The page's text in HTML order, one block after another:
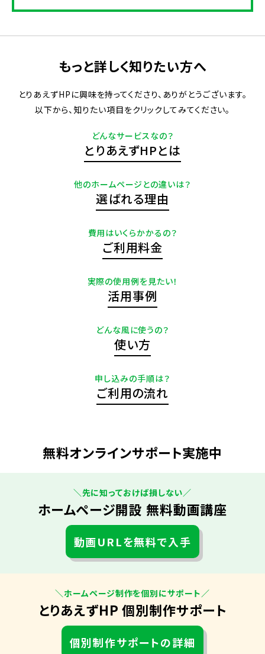
もっと詳しく知りたい方へ
とりあえずHPに興味を持ってくださり、ありがとうございます。
以下から、知りたい項目をクリックしてみてください。
どんなサービスなの？
とりあえずHPとは
他のホームページとの違いは？
選ばれる理由
費用はいくらかかるの？
ご利用料金
実際の使用例を見たい！
活用事例
どんな風に使うの？
使い方
申し込みの手順は？
ご利用の流れ
無料オンラインサポート実施中
＼先に知っておけば損しない／
ホームページ開設 無料動画講座
動画URLを無料で入手
＼ホームページ制作を個別にサポート／
とりあえずHP 個別制作サポート
個別制作サポートの詳細